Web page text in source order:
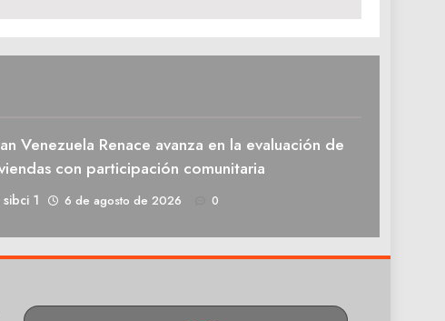
Venezuela Renace avanza en la evaluación de
con participación comunitaria
sibci 1 6 de agosto de 2026 0